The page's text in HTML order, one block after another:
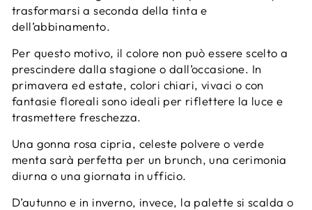
trasformarsi a seconda della tinta e
dell’abbinamento.
Per questo motivo, il colore non può essere scelto a
prescindere dalla stagione o dall’occasione. In
primavera ed estate, colori chiari, vivaci o con
fantasie floreali sono ideali per riflettere la luce e
trasmettere freschezza.
Una gonna rosa cipria, celeste polvere o verde
menta sarà perfetta per un brunch, una cerimonia
diurna o una giornata in ufficio.
D’autunno e in inverno, invece, la palette si scalda o